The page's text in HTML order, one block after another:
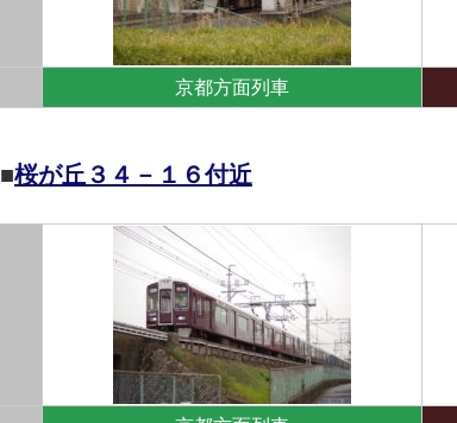
京都方面列車
■桜が丘３４－１６付近